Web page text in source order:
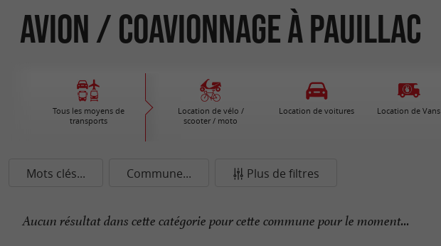
Avion / Coavionnage à Pauillac
Tous les moyens de
transports
Location de vélo /
scooter / moto
Location de voitures Location de Vans
Mots clés... Commune... Plus de filtres
Aucun résultat dans cette catégorie pour cette commune pour le moment...